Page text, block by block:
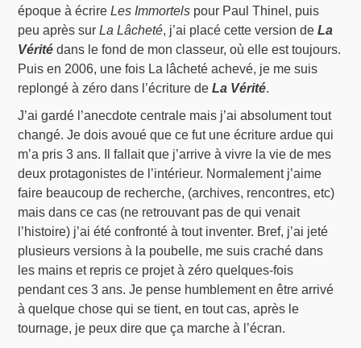
époque à écrireLes Immortels pour Paul Thinel, puis
peu après surLa Lâcheté, j’ai placé cette version deLa
Vérité dans le fond de mon classeur, où elle est toujours.
Puis en 2006, une fois La lâcheté achevé, je me suis
replongé à zéro dans l’écriture deLa Vérité.
J’ai gardé l’anecdote centrale mais j’ai absolument tout
changé. Je dois avoué que ce fut une écriture ardue qui
m’a pris 3 ans. Il fallait que j’arrive à vivre la vie de mes
deux protagonistes de l’intérieur. Normalement j’aime
faire beaucoup de recherche, (archives, rencontres, etc)
mais dans ce cas (ne retrouvant pas de qui venait
l’histoire) j’ai été confronté à tout inventer. Bref, j’ai jeté
plusieurs versions à la poubelle, me suis craché dans
les mains et repris ce projet à zéro quelques-fois
pendant ces 3 ans. Je pense humblement en être arrivé
à quelque chose qui se tient, en tout cas, après le
tournage, je peux dire que ça marche à l’écran.